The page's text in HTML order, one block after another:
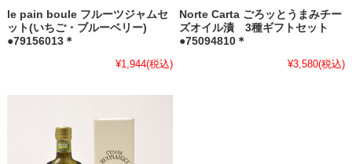
le pain boule フルーツジャムセ
ット(いちご・ブルーベリー)
●79156013＊
¥1,944(税込)
Norte Carta ごろッとうまみチー
ズオイル漬 3種ギフトセット
●75094810＊
¥3,580(税込)